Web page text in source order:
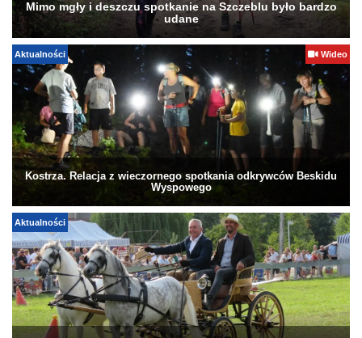
Mimo mgły i deszczu spotkanie na Szczeblu było bardzo
udane
Aktualności Wideo
Kostrza. Relacja z wieczornego spotkania odkrywców Beskidu
Wyspowego
Aktualności